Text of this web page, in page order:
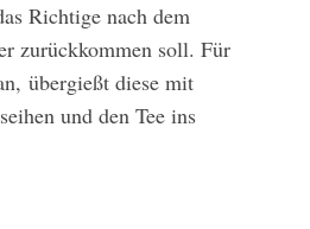
Richtige nach dem
zurückkommen soll. Für
übergießt diese mit
und den Tee ins